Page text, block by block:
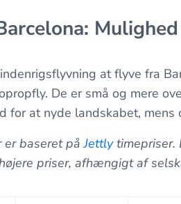
at flyve fra
De er små og mere
for at nyde landskabet, mens
er baseret påJettlytimepriser.
priser, afhængigt af